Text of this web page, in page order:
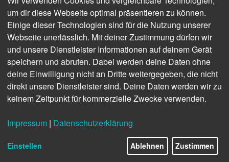
Pflege- und Wartungsaspekte bei Begrünungen. Anhand
von Brandversuchen und Praxisbeispielen werden
bewährte Lösungen und Grenzen erläutert. Sie erhalten
konkrete Entscheidungshilfen für Planung, Bewertung
und behördliche Abstimmung.
Das Ziel:
Sie planen den Brandschutz für Holz-
und Grünfassaden sicher- und
schutzzielgerecht.
Ihr Weg:
Sie lernen anhand von Praxisbeispielen,
Forschung und Großversuchen im Kurs
der TÜV NORD Akademie.
um dir diese Webseite optimal präsentieren zu können.
Einige dieser Technologien sind für die Nutzung unserer
Webseite unerlässlich. Mit deiner Zustimmung dürfen wir
und unsere Dienstleister Informationen auf deinem Gerät
speichern und abrufen. Dabei werden deine Daten ohne
deine Einwilligung nicht an Dritte weitergegeben, die nicht
direkt unsere Dienstleister sind. Deine Daten werden wir zu
keinem Zeitpunkt für kommerzielle Zwecke verwenden.
Impressum | Datenschutzerklärung
Einstellen Ablehnen Zustimmen